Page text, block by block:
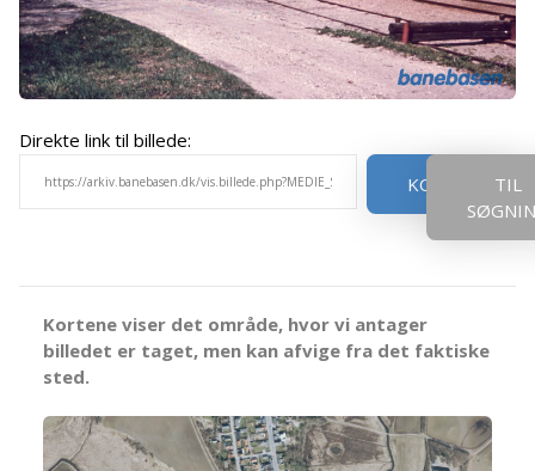
Direkte link til billede:
KOPIER
TIL
Kortene viser det område, hvor vi antager
billedet er taget, men kan afvige fra det faktiske
sted.